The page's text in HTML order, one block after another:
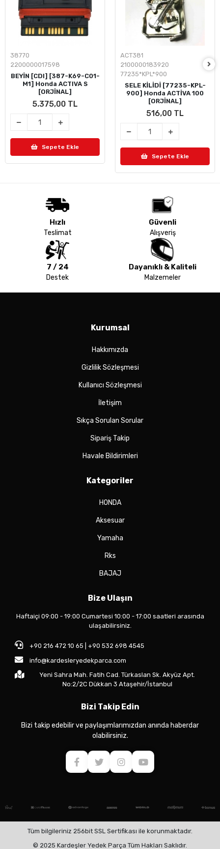
38770
2200000017598
BEYİN [CDI] [387-K69-C01-
M1] Honda ACTIVA S
[ORJİNAL]
5.375,00 TL
Sepete Ekle
ACT381
2100000183920
77235*KPL*900
SELE KİLİDİ [77235-KPL-
900] Honda ACTİVA 100
[ORJİNAL]
516,00 TL
Sepete Ekle
Hızlı
Teslimat
Güvenli
Alışveriş
7 / 24
Destek
Dayanıklı & Kaliteli
Malzemeler
Kurumsal
Hakkımızda
Gizlilik Sözleşmesi
Kullanıcı Sözleşmesi
İletişim
Sıkça Sorulan Sorular
Sipariş Takip
Havale Bildirimleri
Kategoriler
HONDA
Aksesuar
Yamaha
Rks
BAJAJ
Bize Ulaşın
Haftaiçi 09:00 - 19:00 Cumartesi 10:00 - 17:00 saatleri arasında
ulaşabilirsiniz.
+90 216 472 10 65 | +90 532 698 4545
info@kardesleryedekparca.com
Yeni Sahra Mah. Fatih Cad. Türkaslan Sk. Akyüz Apt.
No:2/2C Dükkan 3 Ataşehir/İstanbul
Bizi Takip Edin
Bizi takip edebilir ve paylaşımlarımızdan anında haberdar
olabilirsiniz.
Tüm bilgileriniz 256bit SSL Sertifikası ile korunmaktadır.
© 2025 Kardeşler Yedek Parça Tüm Hakları Saklıdır.